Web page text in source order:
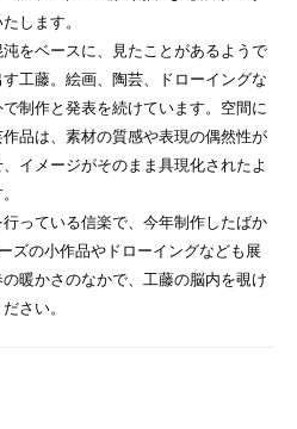
します。
をベースに、見たことがあるようで
工藤。絵画、陶芸、ドローイングな
制作と発表を続けています。空間に
品は、素材の質感や表現の偶然性が
イメージがそのまま具現化されたよ
っている信楽で、今年制作したばか
ズの小作品やドローイングなども展
暖かさのなかで、工藤の脳内を覗け
さい。